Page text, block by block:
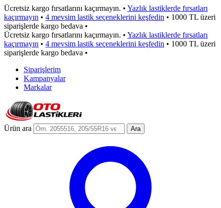
Ücretsiz kargo fırsatlarını kaçırmayın. • Yazlık lastiklerde fırsatları
kaçırmayın • 4 mevsim lastik seçeneklerini keşfedin • 1000 TL üzeri
siparişlerde kargo bedava •
Ücretsiz kargo fırsatlarını kaçırmayın. • Yazlık lastiklerde fırsatları
kaçırmayın • 4 mevsim lastik seçeneklerini keşfedin • 1000 TL üzeri
siparişlerde kargo bedava •
Siparişlerim
Kampanyalar
Markalar
Ürün ara Ara